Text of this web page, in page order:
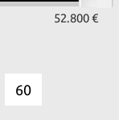
52.800 €
60